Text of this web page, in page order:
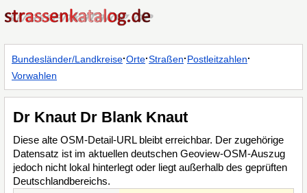
Bundesländer/Landkreise·Orte·Straßen·Postleitzahlen·
Vorwahlen
Dr Knaut Dr Blank Knaut
Diese alte OSM-Detail-URL bleibt erreichbar. Der zugehörige
Datensatz ist im aktuellen deutschen Geoview-OSM-Auszug
jedoch nicht lokal hinterlegt oder liegt außerhalb des geprüften
Deutschlandbereichs.